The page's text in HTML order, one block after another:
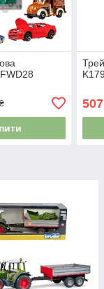
507